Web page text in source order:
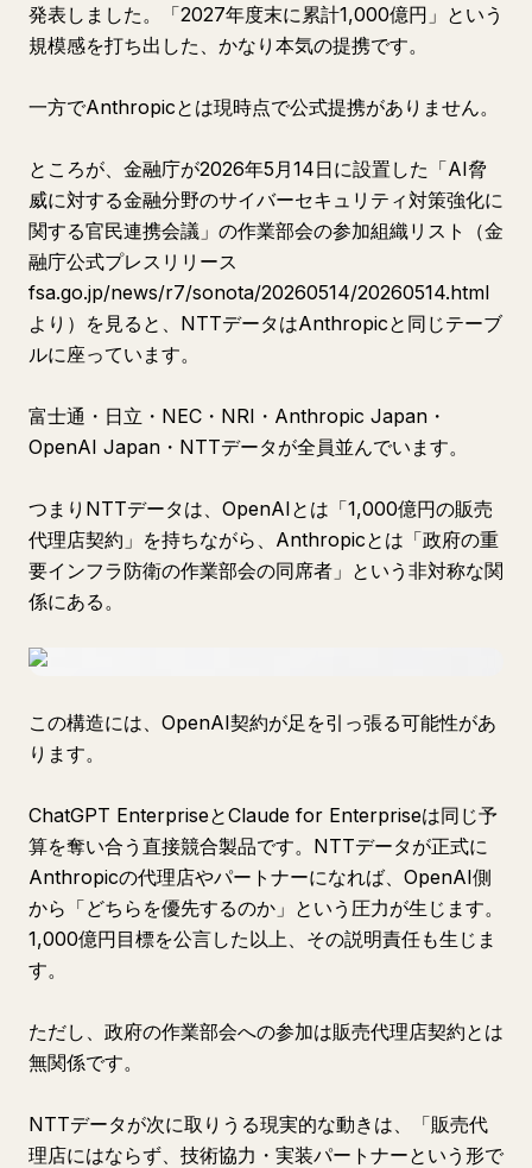
発表しました。「2027年度末に累計1,000億円」という
規模感を打ち出した、かなり本気の提携です。
一方でAnthropicとは現時点で公式提携がありません。
ところが、金融庁が2026年5月14日に設置した「AI脅
威に対する金融分野のサイバーセキュリティ対策強化に
関する官民連携会議」の作業部会の参加組織リスト（金
融庁公式プレスリリース
fsa.go.jp/news/r7/sonota/20260514/20260514.html
より）を見ると、NTTデータはAnthropicと同じテーブ
ルに座っています。
富士通・日立・NEC・NRI・Anthropic Japan・
OpenAI Japan・NTTデータが全員並んでいます。
つまりNTTデータは、OpenAIとは「1,000億円の販売
代理店契約」を持ちながら、Anthropicとは「政府の重
要インフラ防衛の作業部会の同席者」という非対称な関
係にある。
この構造には、OpenAI契約が足を引っ張る可能性があ
ります。
ChatGPT EnterpriseとClaude for Enterpriseは同じ予
算を奪い合う直接競合製品です。NTTデータが正式に
Anthropicの代理店やパートナーになれば、OpenAI側
から「どちらを優先するのか」という圧力が生じます。
1,000億円目標を公言した以上、その説明責任も生じま
す。
ただし、政府の作業部会への参加は販売代理店契約とは
無関係です。
NTTデータが次に取りうる現実的な動きは、「販売代
理店にはならず、技術協力・実装パートナーという形で